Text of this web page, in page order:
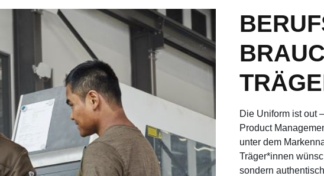
Die Uniform ist out
Product
unter dem
Träger*innen
sondern